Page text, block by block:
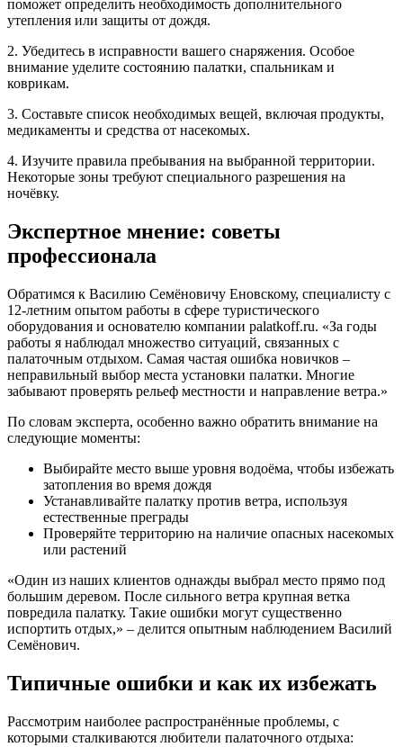
поможет определить необходимость дополнительного
утепления или защиты от дождя.
2. Убедитесь в исправности вашего снаряжения. Особое
внимание уделите состоянию палатки, спальникам и
коврикам.
3. Составьте список необходимых вещей, включая продукты,
медикаменты и средства от насекомых.
4. Изучите правила пребывания на выбранной территории.
Некоторые зоны требуют специального разрешения на
ночёвку.
Экспертное мнение: советы
профессионала
Обратимся к Василию Семёновичу Еновскому, специалисту с
12-летним опытом работы в сфере туристического
оборудования и основателю компании palatkoff.ru. «За годы
работы я наблюдал множество ситуаций, связанных с
палаточным отдыхом. Самая частая ошибка новичков –
неправильный выбор места установки палатки. Многие
забывают проверять рельеф местности и направление ветра.»
По словам эксперта, особенно важно обратить внимание на
следующие моменты:
Выбирайте место выше уровня водоёма, чтобы избежать
затопления во время дождя
Устанавливайте палатку против ветра, используя
естественные преграды
Проверяйте территорию на наличие опасных насекомых
или растений
«Один из наших клиентов однажды выбрал место прямо под
большим деревом. После сильного ветра крупная ветка
повредила палатку. Такие ошибки могут существенно
испортить отдых,» – делится опытным наблюдением Василий
Семёнович.
Типичные ошибки и как их избежать
Рассмотрим наиболее распространённые проблемы, с
которыми сталкиваются любители палаточного отдыха: